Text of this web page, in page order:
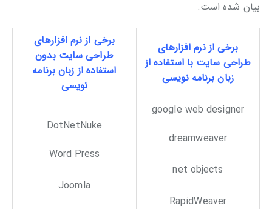
بیان شده است.
برخی از نرم افزارهای
طراحی سایت با استفاده از
زبان برنامه نویسی
برخی از نرم افزارهای
طراحی سایت بدون
استفاده از زبان برنامه
نویسی
google web designer
dreamweaver
net objects
RapidWeaver
DotNetNuke
Word Press
Joomla